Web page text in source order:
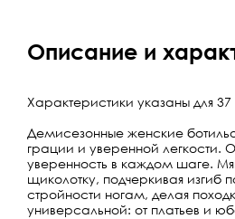
Описание и
Характеристики указаны для
Демисезонные женские
грации и уверенной легкости.
уверенность в каждом шаге.
щиколотку, подчеркивая изгиб
стройности ногам, делая
универсальной: от платьев и